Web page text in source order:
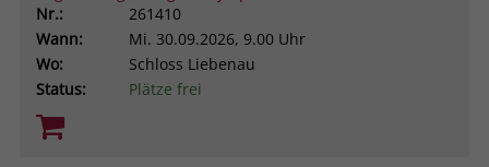
Nr.:
261410
Wann:
Mi. 30.09.2026, 9.00 Uhr
Wo:
Schloss Liebenau
Status:
Plätze frei